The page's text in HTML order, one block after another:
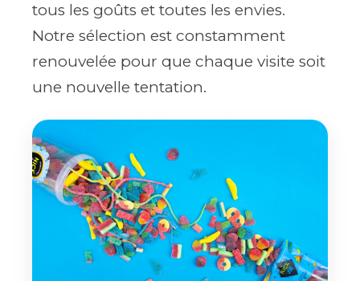
tous les goûts et toutes les envies.
Notre sélection est constamment
renouvelée pour que chaque visite soit
une nouvelle tentation.